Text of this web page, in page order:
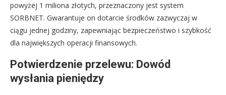
powyżej 1 miliona złotych, przeznaczony jest system
SORBNET. Gwarantuje on dotarcie środków zazwyczaj w
ciągu jednej godziny, zapewniając bezpieczeństwo i szybkość
dla największych operacji finansowych.
Potwierdzenie przelewu: Dowód
wysłania pieniędzy